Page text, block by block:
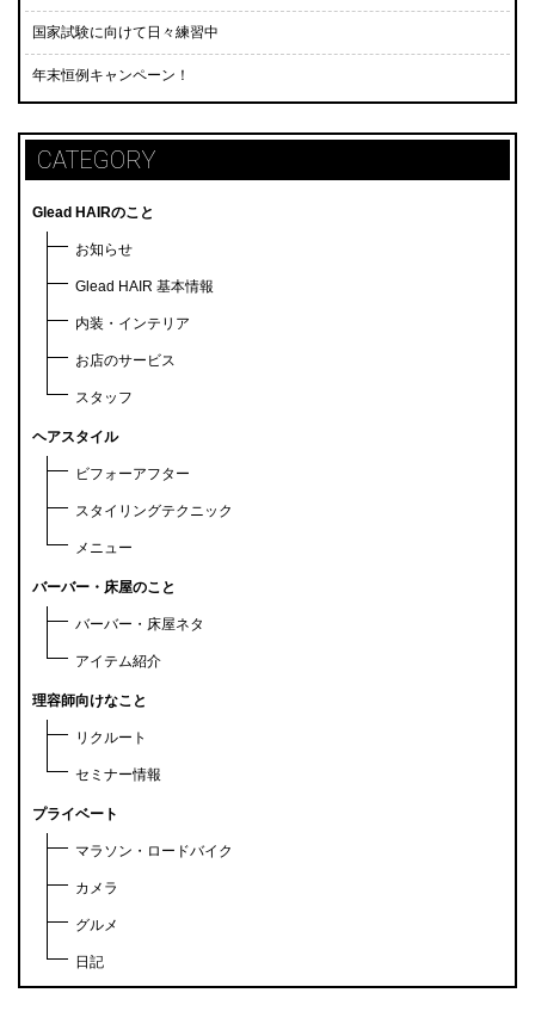
国家試験に向けて日々練習中
年末恒例キャンペーン！
CATEGORY
Glead HAIRのこと
お知らせ
Glead HAIR 基本情報
内装・インテリア
お店のサービス
スタッフ
ヘアスタイル
ビフォーアフター
スタイリングテクニック
メニュー
バーバー・床屋のこと
バーバー・床屋ネタ
アイテム紹介
理容師向けなこと
リクルート
セミナー情報
プライベート
マラソン・ロードバイク
カメラ
グルメ
日記